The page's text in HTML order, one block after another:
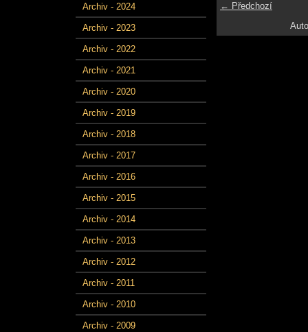
Archiv - 2024
Archiv - 2023
Archiv - 2022
Archiv - 2021
Archiv - 2020
Archiv - 2019
Archiv - 2018
Archiv - 2017
Archiv - 2016
Archiv - 2015
Archiv - 2014
Archiv - 2013
Archiv - 2012
Archiv - 2011
Archiv - 2010
Archiv - 2009
← Předchozí